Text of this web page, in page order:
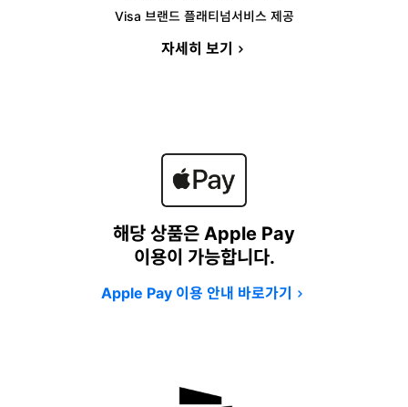
Visa 브랜드 플래티넘서비스 제공
자세히 보기
해당 상품은 Apple Pay
이용이 가능합니다.
Apple Pay 이용 안내 바로가기